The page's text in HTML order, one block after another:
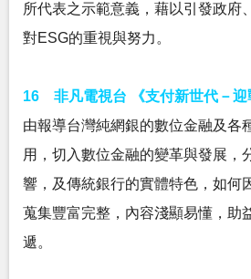
所代表之示範意義，藉以引發政府
對ESG的重視與努力。
16 非凡電視台 《支付新世代－迎
由報導台灣純網銀的數位金融及各
用，切入數位金融的變革與發展，
響，及傳統銀行的實體特色，如何
蒐集豐富完整，內容淺顯易懂，助
遞。